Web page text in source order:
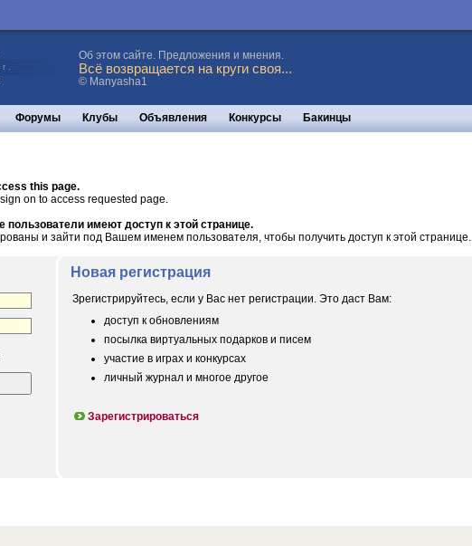
Об этом сайте. Предложения и мнения.
Всё возвращается на круги своя...
© Manyasha1
Форумы Клубы Объявления Конкурсы Бакинцы
this page.
on to access requested page.
пользователи имеют доступ к этой странице.
и зайти под Вашем именем пользователя, чтобы получить доступ к этой странице.
Новая регистрация
Зрегистрируйтесь, если у Вас нет регистрации. Это даст Вам:
доступ к обновлениям
посылка виртуальных подарков и писем
участие в играх и конкурсах
личный журнал и многое другое
Зарегистрироваться